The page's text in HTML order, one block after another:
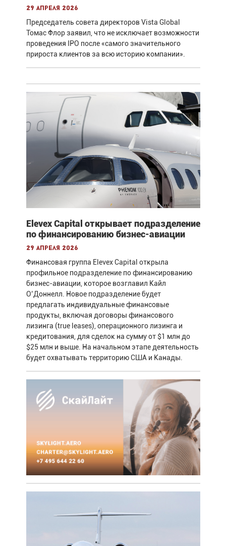
29 апреля 2026
Председатель совета директоров Vista Global
Томас Флор заявил, что не исключает возможности
проведения IPO после «самого значительного
прироста клиентов за всю историю компании».
Elevex Capital открывает подразделение
по финансированию бизнес-авиации
29 апреля 2026
Финансовая группа Elevex Capital открыла
профильное подразделение по финансированию
бизнес-авиации, которое возглавил Кайл
О’Доннелл. Новое подразделение будет
предлагать индивидуальные финансовые
продукты, включая договоры финансового
лизинга (true leases), операционного лизинга и
кредитования, для сделок на сумму от $1 млн до
$25 млн и выше. На начальном этапе деятельность
будет охватывать территорию США и Канады.